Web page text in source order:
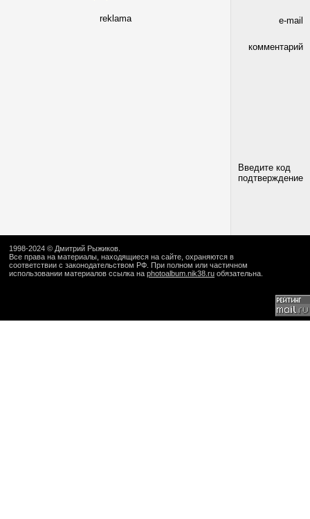
reklama e-mail
комментарий
Введите код
подтверждение
1998-2024 © Дмитрий Рыжиков
Все права на материалы, находящиеся на сайте, охраняются в
соответствии с законодательством РФ. При полном или частичном
использовании материалов ссылка на photoalbum.nik38.ru обязательна.